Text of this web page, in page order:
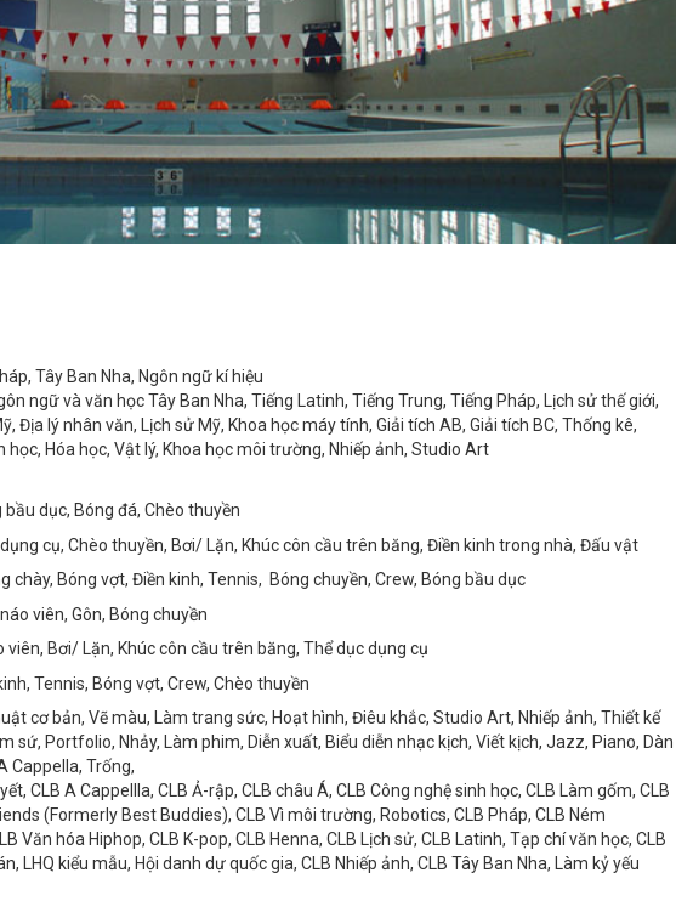
Tây Ban Nha, Ngôn ngữ kí hiệu
ngữ và văn học Tây Ban Nha, Tiếng Latinh, Tiếng Trung, Tiếng Pháp, Lịch sử thế giới,
Địa lý nhân văn, Lịch sử Mỹ, Khoa học máy tính, Giải tích AB, Giải tích BC, Thống kê,
học, Hóa học, Vật lý, Khoa học môi trường, Nhiếp ảnh, Studio Art
bầu dục, Bóng đá, Chèo thuyền
cụ, Chèo thuyền, Bơi/ Lặn, Khúc côn cầu trên băng, Điền kinh trong nhà, Đấu vật
chày, Bóng vợt, Điền kinh, Tennis, Bóng chuyền, Crew, Bóng bầu dục
viên, Gôn, Bóng chuyền
viên, Bơi/ Lặn, Khúc côn cầu trên băng, Thể dục dụng cụ
Tennis, Bóng vợt, Crew, Chèo thuyền
cơ bản, Vẽ màu, Làm trang sức, Hoạt hình, Điêu khắc, Studio Art, Nhiếp ảnh, Thiết kế
sứ, Portfolio, Nhảy, Làm phim, Diễn xuất, Biểu diễn nhạc kịch, Viết kịch, Jazz, Piano, Dàn
Cappella, Trống,
CLB A Cappellla, CLB Ả-rập, CLB châu Á, CLB Công nghệ sinh học, CLB Làm gốm, CLB
(Formerly Best Buddies), CLB Vì môi trường, Robotics, CLB Pháp, CLB Ném
Văn hóa Hiphop, CLB K-pop, CLB Henna, CLB Lịch sử, CLB Latinh, Tạp chí văn học, CLB
LHQ kiểu mẫu, Hội danh dự quốc gia, CLB Nhiếp ảnh, CLB Tây Ban Nha, Làm kỷ yếu